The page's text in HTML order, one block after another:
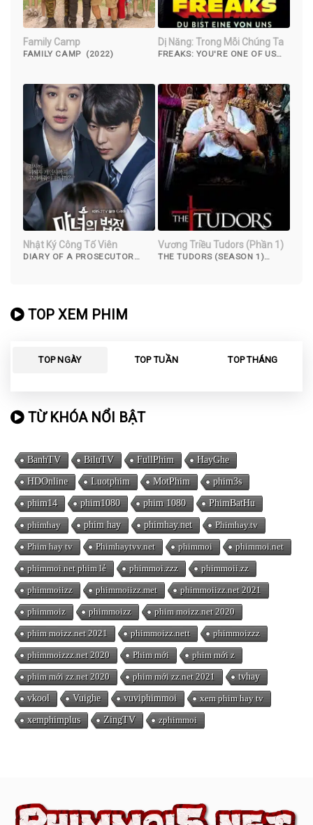
Family Camp
FAMILY CAMP (2022)
Dị Năng: Trong Mỗi Chúng Ta
FREAKS: YOU'RE ONE OF US
Nhật Ký Công Tố Viên
DIARY OF A PROSECUTOR
Vương Triều Tudors (Phần 1)
THE TUDORS (SEASON 1)
TOP XEM PHIM
TOP NGÀY TOP TUẦN TOP THÁNG
TỪ KHÓA NỔI BẬT
BanhTV BiluTV FullPhim HayGhe
HDOnline Luotphim MotPhim phim3s
phim14 phim1080 phim 1080 PhimBatHu
phimhay phim hay phimhay.net Phimhay.tv
Phim hay tv Phimhaytvv.net phimmoi phimmoi.net
phimmoi.net phim lẻ phimmoi.zzz phimmoii.zz
phimmoiizz phimmoiizz.met phimmoiizz.net 2021
phimmoiz phimmoizz phim moizz.net 2020
phim moizz.net 2021 phimmoizz.nett phimmoizzz
phimmoizzz.net 2020 Phim mới phim mới z
phim mới zz.net 2020 phim mới zz.net 2021 tvhay
vkool Vuighe vuviphimmoi xem phim hay tv
xemphimplus ZingTV zphimmoi